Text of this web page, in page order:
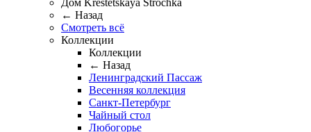
Дом Krestetskaya Strochka
← Назад
Смотреть всё
Коллекции
Коллекции
← Назад
Ленинградский Пассаж
Весенняя коллекция
Санкт-Петербург
Чайный стол
Любогорье